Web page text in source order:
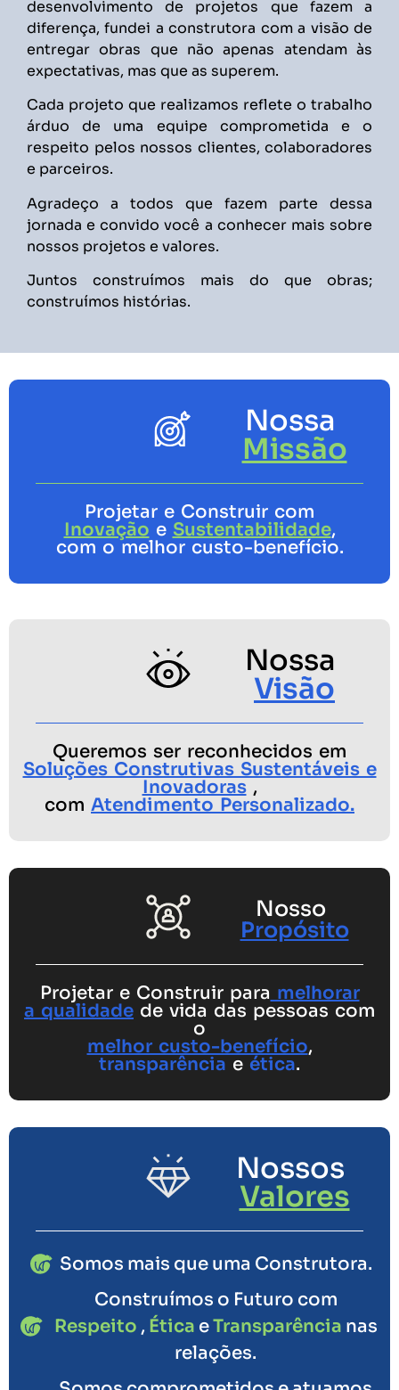
desenvolvimento de projetos que fazem a
diferença, fundei a construtora com a visão de
entregar obras que não apenas atendam às
expectativas, mas que as superem.
Cada projeto que realizamos reflete o trabalho
árduo de uma equipe comprometida e o
respeito pelos nossos clientes, colaboradores
e parceiros.
Agradeço a todos que fazem parte dessa
jornada e convido você a conhecer mais sobre
nossos projetos e valores.
Juntos construímos mais do que obras;
construímos histórias.
Nossa
Missão
Projetar e Construir com
Inovação e Sustentabilidade,
com o melhor custo-benefício.
Nossa
Visão
Queremos ser reconhecidos em
Soluções Construtivas Sustentáveis e
Inovadoras ,
com Atendimento Personalizado.
Nosso
Propósito
Projetar e Construir para melhorar
a qualidade de vida das pessoas com
o
melhor custo-benefício,
transparência e ética.
Nossos
Valores
Somos mais que uma Construtora.
Construímos o Futuro com
Respeito , Ética eTransparência nas
relações.